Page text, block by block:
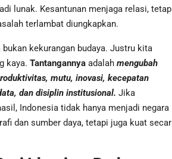
lunak. Kesantunan menjaga relasi,
terlambat diungkapkan.
kekurangan budaya. Justru kita
kaya. Tantangannya adalah mengubah
mutu, inovasi, kecepatan
dan disiplin institusional. Jika
Indonesia tidak hanya menjadi negara
dan sumber daya, tetapi juga kuat